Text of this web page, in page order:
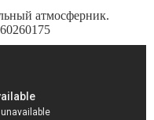
атмосферник.